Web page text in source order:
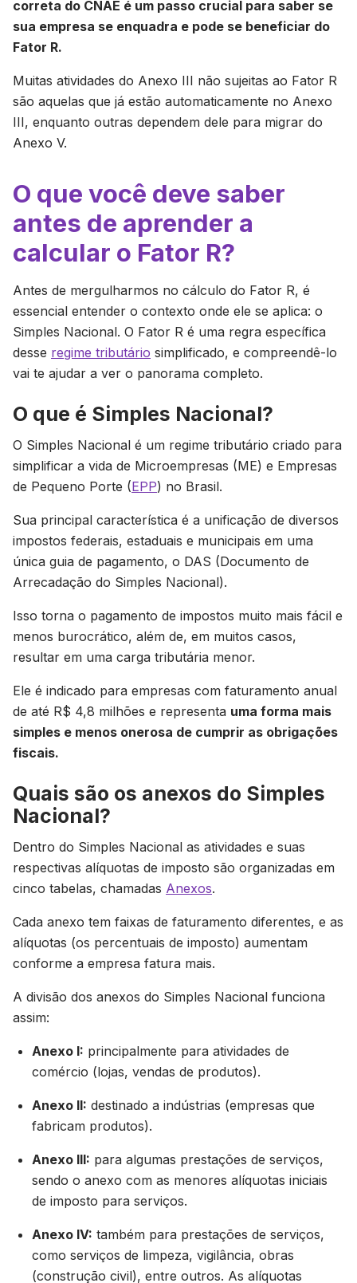
correta do CNAE é um passo crucial para saber se
sua empresa se enquadra e pode se beneficiar do
Fator R.
Muitas atividades do Anexo III não sujeitas ao Fator R
são aquelas que já estão automaticamente no Anexo
III, enquanto outras dependem dele para migrar do
Anexo V.
O que você deve saber
antes de aprender a
calcular o Fator R?
Antes de mergulharmos no cálculo do Fator R, é
essencial entender o contexto onde ele se aplica: o
Simples Nacional. O Fator R é uma regra específica
desse regime tributário simplificado, e compreendê-lo
vai te ajudar a ver o panorama completo.
O que é Simples Nacional?
O Simples Nacional é um regime tributário criado para
simplificar a vida de Microempresas (ME) e Empresas
de Pequeno Porte (EPP) no Brasil.
Sua principal característica é a unificação de diversos
impostos federais, estaduais e municipais em uma
única guia de pagamento, o DAS (Documento de
Arrecadação do Simples Nacional).
Isso torna o pagamento de impostos muito mais fácil e
menos burocrático, além de, em muitos casos,
resultar em uma carga tributária menor.
Ele é indicado para empresas com faturamento anual
de até R$ 4,8 milhões e representa uma forma mais
simples e menos onerosa de cumprir as obrigações
fiscais.
Quais são os anexos do Simples
Nacional?
Dentro do Simples Nacional as atividades e suas
respectivas alíquotas de imposto são organizadas em
cinco tabelas, chamadas Anexos.
Cada anexo tem faixas de faturamento diferentes, e as
alíquotas (os percentuais de imposto) aumentam
conforme a empresa fatura mais.
A divisão dos anexos do Simples Nacional funciona
assim:
Anexo I: principalmente para atividades de
comércio (lojas, vendas de produtos).
Anexo II: destinado a indústrias (empresas que
fabricam produtos).
Anexo III: para algumas prestações de serviços,
sendo o anexo com as menores alíquotas iniciais
de imposto para serviços.
Anexo IV: também para prestações de serviços,
como serviços de limpeza, vigilância, obras
(construção civil), entre outros. As alíquotas